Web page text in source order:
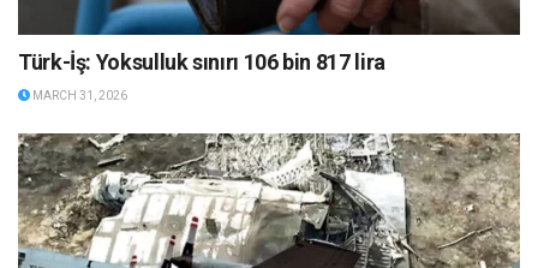
Türk-İş: Yoksulluk sınırı 106 bin 817 lira
MARCH 31, 2026